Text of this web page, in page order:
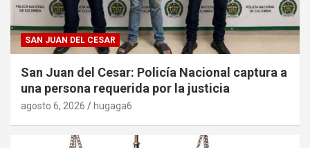
SAN JUAN DEL CESAR
San Juan del Cesar: Policía Nacional captura a
una persona requerida por la justicia
agosto 6, 2026 hugaga6